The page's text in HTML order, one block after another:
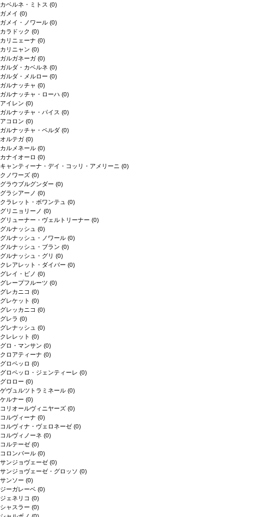
カベルネ・ミトス (0)
ガメイ (0)
ガメイ・ノワール (0)
カラドック (0)
カリニェーナ (0)
カリニャン (0)
ガルガネーガ (0)
ガルダ・カベルネ (0)
ガルダ・メルロー (0)
ガルナッチャ (0)
ガルナッチャ・ローハ (0)
アイレン (0)
ガルナッチャ・パイス (0)
アコロン (0)
ガルナッチャ・ペルダ (0)
オルテガ (0)
カルメネール (0)
カナイオーロ (0)
キャンティーナ・デイ・コッリ・アメリーニ (0)
クノワーズ (0)
グラウブルグンダー (0)
グラシアーノ (0)
クラレット・ボワンテュ (0)
グリニョリーノ (0)
グリューナー・ヴェルトリーナー (0)
グルナッシュ (0)
グルナッシュ・ノワール (0)
グルナッシュ・ブラン (0)
グルナッシュ・グリ (0)
クレアレット・ダイバー (0)
グレイ・ピノ (0)
グレープフルーツ (0)
グレカニコ (0)
グレケット (0)
グレッカニコ (0)
グレラ (0)
グレナッシュ (0)
クレレット (0)
グロ・マンサン (0)
クロアティーナ (0)
グロペッロ (0)
グロペッロ・ジェンティーレ (0)
グロロー (0)
ゲヴュルツトラミネール (0)
ケルナー (0)
コリオールヴィニヤーズ (0)
コルヴィーナ (0)
コルヴィナ・ヴェロネーゼ (0)
コルヴィノーネ (0)
コルテーゼ (0)
コロンバール (0)
サンジョヴェーゼ (0)
サンジョヴェーゼ・グロッソ (0)
サンソー (0)
ジーガレーベ (0)
ジェネリコ (0)
シャスラー (0)